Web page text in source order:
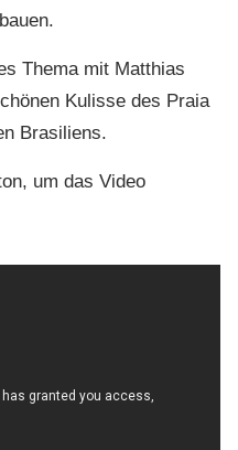
Thema mit Matthias
Kulisse des Praia
Brasiliens.
um das Video